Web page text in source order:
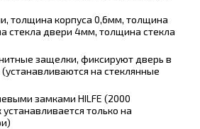
толщина корпуса 0,6мм, толщина
стекла двери 4мм, толщина стекла
защелки, фиксируют дверь в
на стеклянные
замками HILFE (2000
только на